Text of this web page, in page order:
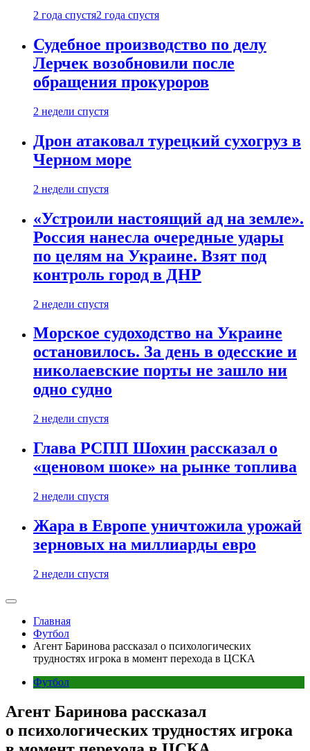
2 года спустя2 года спустя
Судебное производство по делу
Лерчек возобновили после
обращения прокуроров
2 недели спустя
Дрон атаковал турецкий сухогруз в
Черном море
2 недели спустя
«Устроили настоящий ад на земле».
Россия нанесла очередные удары
по целям на Украине. Взят под
контроль город в ДНР
2 недели спустя
Морское судоходство на Украине
остановилось. За день в одесские и
николаевские порты не зашло ни
одно судно
2 недели спустя
Глава РСПП Шохин рассказал о
«ценовом шоке» на рынке топлива
2 недели спустя
Жара в Европе уничтожила урожай
зерновых на миллиарды евро
2 недели спустя
Главная
Футбол
Агент Баринова рассказал о психологических
трудностях игрока в момент перехода в ЦСКА
Футбол
Агент Баринова рассказал
о психологических трудностях игрока